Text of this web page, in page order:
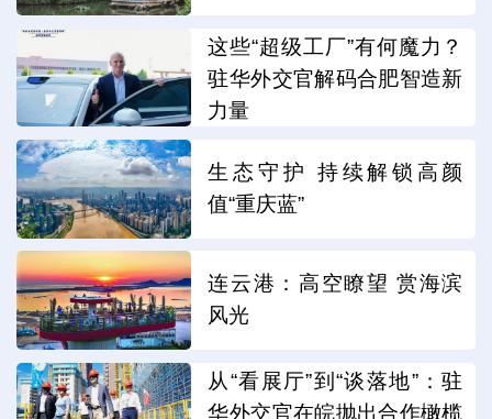
这些“超级工厂”有何魔力？
驻华外交官解码合肥智造新
力量
生态守护 持续解锁高颜
值“重庆蓝”
连云港：高空瞭望 赏海滨
风光
从“看展厅”到“谈落地”：驻
华外交官在皖抛出合作橄榄